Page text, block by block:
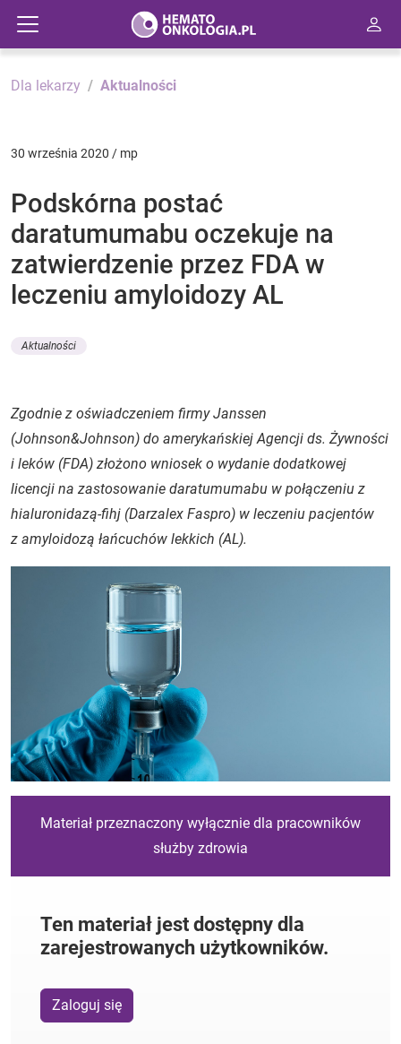
Dla lekarzy Aktualności
30 września 2020 / mp
Podskórna postać
daratumumabu oczekuje na
zatwierdzenie przez FDA w
leczeniu amyloidozy AL
Aktualności
Zgodnie z oświadczeniem firmy Janssen
(Johnson&Johnson) do amerykańskiej Agencji ds. Żywności
i leków (FDA) złożono wniosek o wydanie dodatkowej
licencji na zastosowanie daratumumabu w połączeniu z
hialuronidazą-fihj (Darzalex Faspro) w leczeniu pacjentów
z amyloidozą łańcuchów lekkich (AL).
Materiał przeznaczony wyłącznie dla pracowników
służby zdrowia
Ten materiał jest dostępny dla
zarejestrowanych użytkowników.
Zaloguj się